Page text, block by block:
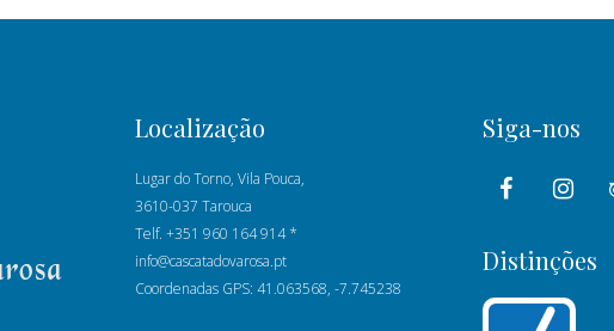
Localização
Lugar do Torno, Vila Pouca,
3610-037 Tarouca
Telf. +351 960 164 914 *
info@cascatadovarosa.pt
Coordenadas GPS: 41.063568, -7.745238
Siga-nos
Distinções